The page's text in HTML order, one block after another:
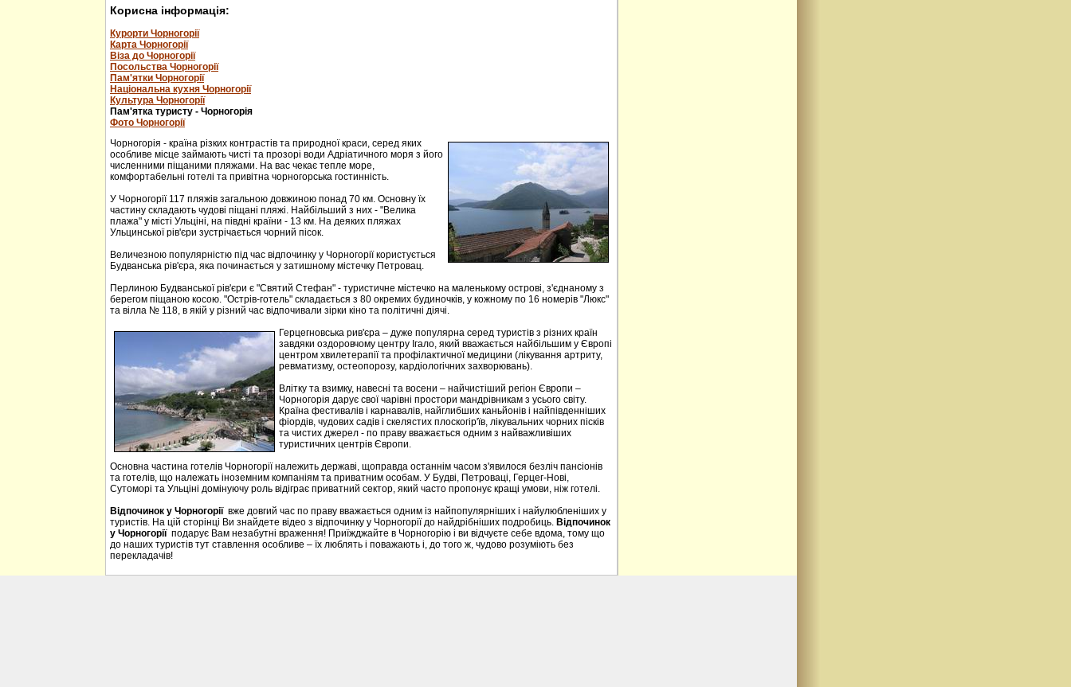
Корисна інформація:
Курорти Чорногорії
Карта Чорногорії
Віза до Чорногорії
Посольства Чорногорії
Пам'ятки Чорногорії
Національна кухня Чорногорії
Культура Чорногорії
Пам'ятка туристу - Чорногорія
Фото Чорногорії
Чорногорія - країна різких контрастів та природної краси, серед яких
особливе місце займають чисті та прозорі води Адріатичного моря з його
численними піщаними пляжами. На вас чекає тепле море,
комфортабельні готелі та привітна чорногорська гостинність.
У Чорногорії 117 пляжів загальною довжиною понад 70 км. Основну їх
частину складають чудові піщані пляжі. Найбільший з них - "Велика
плажа" у місті Ульціні, на півдні країни - 13 км. На деяких пляжах
Ульцинської рів'єри зустрічається чорний пісок.
Величезною популярністю під час відпочинку у Чорногорії користується
Будванська рів'єра, яка починається у затишному містечку Петровац.
Перлиною Будванської рів'єри є "Святий Стефан" - туристичне містечко на маленькому острові, з'єднаному з
берегом піщаною косою. "Острів-готель" складається з 80 окремих будиночків, у кожному по 16 номерів "Люкс"
та вілла № 118, в якій у різний час відпочивали зірки кіно та політичні діячі.
Герцегновська рив'єра – дуже популярна серед туристів з різних країн
завдяки оздоровчому центру Ігало, який вважається найбільшим у Європі
центром хвилетерапії та профілактичної медицини (лікування артриту,
ревматизму, остеопорозу, кардіологічних захворювань).
Влітку та взимку, навесні та восени – найчистіший регіон Європи –
Чорногорія дарує свої чарівні простори мандрівникам з усього світу.
Країна фестивалів і карнавалів, найглибших каньйонів і найпівденніших
фіордів, чудових садів і скелястих плоскогір'їв, лікувальних чорних пісків
та чистих джерел - по праву вважається одним з найважливіших
туристичних центрів Європи.
Основна частина готелів Чорногорії належить державі, щоправда останнім часом з'явилося безліч пансіонів
та готелів, що належать іноземним компаніям та приватним особам. У Будві, Петроваці, Герцег-Нові,
Сутоморі та Ульціні домінуючу роль відіграє приватний сектор, який часто пропонує кращі умови, ніж готелі.
Відпочинок у Чорногорії вже довгий час по праву вважається одним із найпопулярніших і найулюбленіших у
туристів. На цій сторінці Ви знайдете відео з відпочинку у Чорногорії до найдрібніших подробиць. Відпочинок
у Чорногоріїподарує Вам незабутні враження! Приїжджайте в Чорногорію і ви відчуєте себе вдома, тому що
до наших туристів тут ставлення особливе – їх люблять і поважають і, до того ж, чудово розуміють без
перекладачів!